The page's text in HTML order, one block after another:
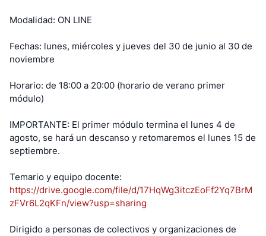
Modalidad: ON LINE
Fechas: lunes, miércoles y jueves del 30 de junio al 30 de
noviembre
Horario: de 18:00 a 20:00 (horario de verano primer
módulo)
IMPORTANTE: El primer módulo termina el lunes 4 de
agosto, se hará un descanso y retomaremos el lunes 15 de
septiembre.
Temario y equipo docente:
https://drive.google.com/file/d/17HqWg3itczEoFf2Yq7BrM
zFVr6L2qKFn/view?usp=sharing
Dirigido a personas de colectivos y organizaciones de